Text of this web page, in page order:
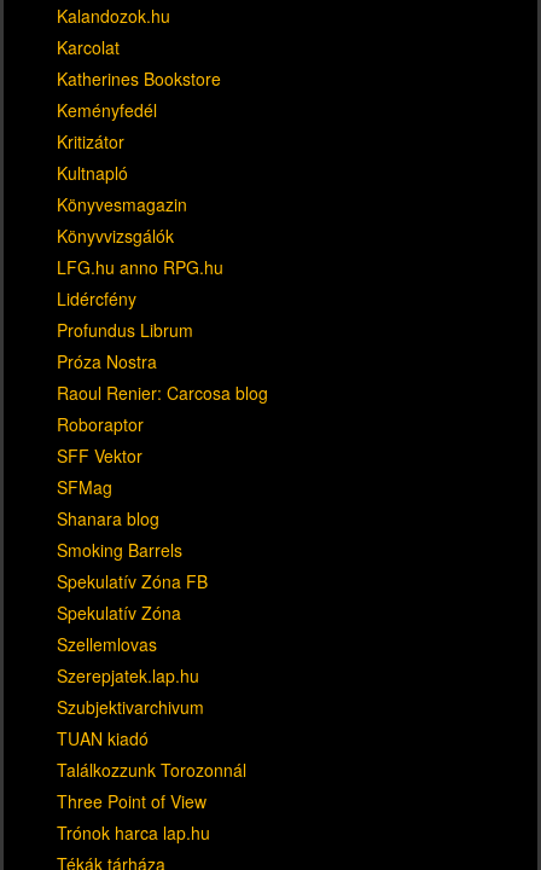
Kalandozok.hu
Karcolat
Katherines Bookstore
Keményfedél
Kritizátor
Kultnapló
Könyvesmagazin
Könyvvizsgálók
LFG.hu anno RPG.hu
Lidércfény
Profundus Librum
Próza Nostra
Raoul Renier: Carcosa blog
Roboraptor
SFF Vektor
SFMag
Shanara blog
Smoking Barrels
Spekulatív Zóna FB
Spekulatív Zóna
Szellemlovas
Szerepjatek.lap.hu
Szubjektivarchivum
TUAN kiadó
Találkozzunk Torozonnál
Three Point of View
Trónok harca lap.hu
Tékák tárháza